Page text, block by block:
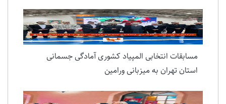
مسابقات انتخابی المپیاد کشوری آمادگی جسمانی
استان تهران به میزبانی ورامین